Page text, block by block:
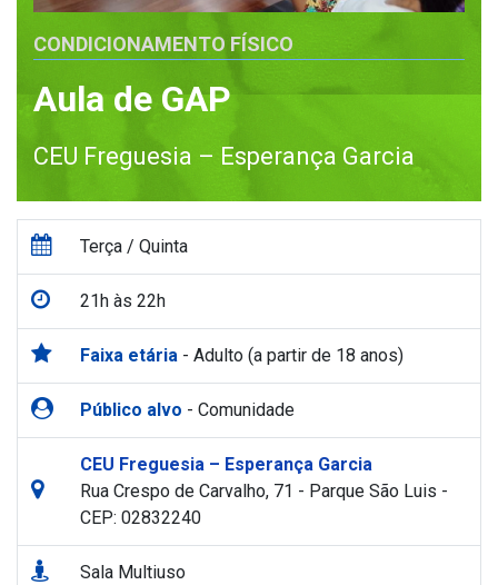
CONDICIONAMENTO FÍSICO
Aula de GAP
CEU Freguesia – Esperança Garcia
Terça / Quinta
21h às 22h
Faixa etária - Adulto (a partir de 18 anos)
Público alvo - Comunidade
CEU Freguesia – Esperança Garcia
Rua Crespo de Carvalho, 71 - Parque São Luis -
CEP: 02832240
Sala Multiuso